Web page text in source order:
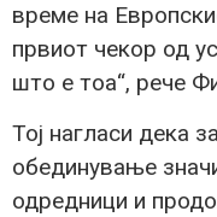
време на
првиот чекор од
што е тоа“, рече
Тој нагласи дека
обединување
одредници и